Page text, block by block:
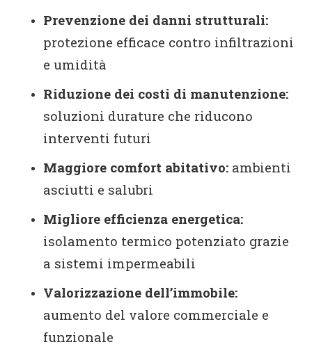
Prevenzione dei danni strutturali:
protezione efficace contro infiltrazioni
e umidità
Riduzione dei costi di manutenzione:
soluzioni durature che riducono
interventi futuri
Maggiore comfort abitativo: ambienti
asciutti e salubri
Migliore efficienza energetica:
isolamento termico potenziato grazie
a sistemi impermeabili
Valorizzazione dell’immobile:
aumento del valore commerciale e
funzionale